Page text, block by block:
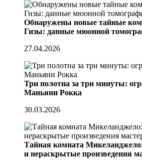
Обнаружены новые тайные
Гизы: данные мюонной
27.04.2026
Три полотна за три минуты:
Маньяни Рокка
30.03.2026
Тайная комната
и нераскрытые произведения